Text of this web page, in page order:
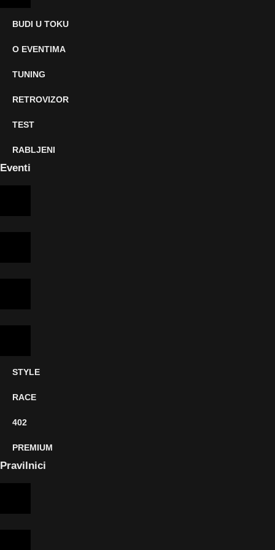
BUDI U TOKU
O EVENTIMA
TUNING
RETROVIZOR
TEST
RABLJENI
Eventi
STYLE
RACE
402
PREMIUM
Pravilnici